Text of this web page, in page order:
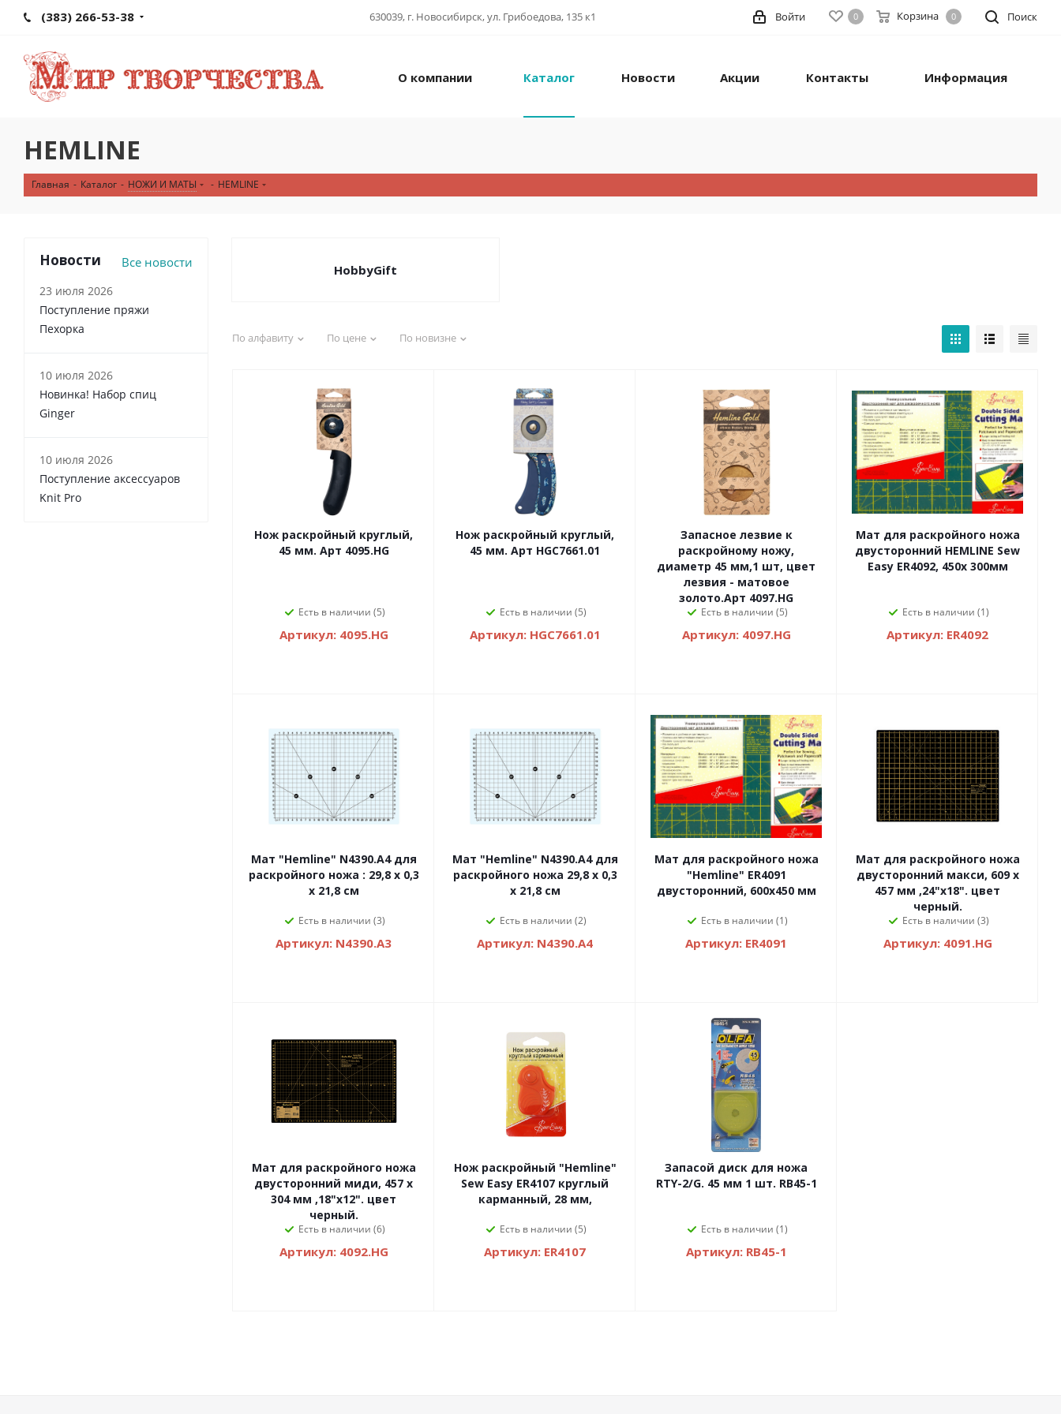
(383) 266-53-38 630039, г. Новосибирск, ул. Грибоедова, 135 к1 Поиск
0 Корзина 0
Войти
О компании Каталог Новости Акции Контакты Информация
HEMLINE
Главная - Каталог - НОЖИ И МАТЫ - HEMLINE
HobbyGift
По алфавиту По цене По новизне
Нож раскройный круглый,
45 мм. Арт 4095.HG
Есть в наличии (5)
Артикул: 4095.HG
Нож раскройный круглый,
45 мм. Арт HGC7661.01
Есть в наличии (5)
Артикул: HGC7661.01
Запасное лезвие к
раскройному ножу,
диаметр 45 мм,1 шт, цвет
лезвия - матовое
золото.Арт 4097.HG
Есть в наличии (5)
Артикул: 4097.HG
Мат для раскройного ножа
двусторонний HEMLINE Sew
Easy ER4092, 450x 300мм
Есть в наличии (1)
Артикул: ER4092
Мат "Hemline" N4390.A4 для
раскройного ножа : 29,8 x 0,3
x 21,8 см
Есть в наличии (3)
Артикул: N4390.A3
Мат "Hemline" N4390.A4 для
раскройного ножа 29,8 x 0,3
x 21,8 см
Есть в наличии (2)
Артикул: N4390.A4
Мат для раскройного ножа
"Hemline" ER4091
двусторонний, 600x450 мм
Есть в наличии (1)
Артикул: ER4091
Мат для раскройного ножа
двусторонний макси, 609 x
457 мм ,24"x18". цвет
черный.
Есть в наличии (3)
Артикул: 4091.HG
Мат для раскройного ножа
двусторонний миди, 457 x
304 мм ,18"x12". цвет
черный.
Есть в наличии (6)
Артикул: 4092.HG
Нож раскройный "Hemline"
Sew Easy ER4107 круглый
карманный, 28 мм,
Есть в наличии (5)
Артикул: ER4107
Запасой диск для ножа
RTY-2/G. 45 мм 1 шт. RB45-1
Есть в наличии (1)
Артикул: RB45-1
Новости Все новости
23 июля 2026
Поступление пряжи
Пехорка
10 июля 2026
Новинка! Набор спиц
Ginger
10 июля 2026
Поступление аксессуаров
Knit Pro